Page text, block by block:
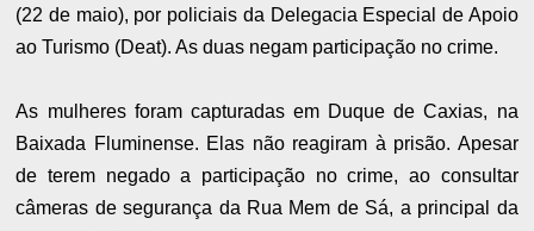
(22 de maio), por policiais da Delegacia Especial de Apoio
ao Turismo (Deat). As duas negam participação no crime.
As mulheres foram capturadas em Duque de Caxias, na
Baixada Fluminense. Elas não reagiram à prisão. Apesar
de terem negado a participação no crime, ao consultar
câmeras de segurança da Rua Mem de Sá, a principal da